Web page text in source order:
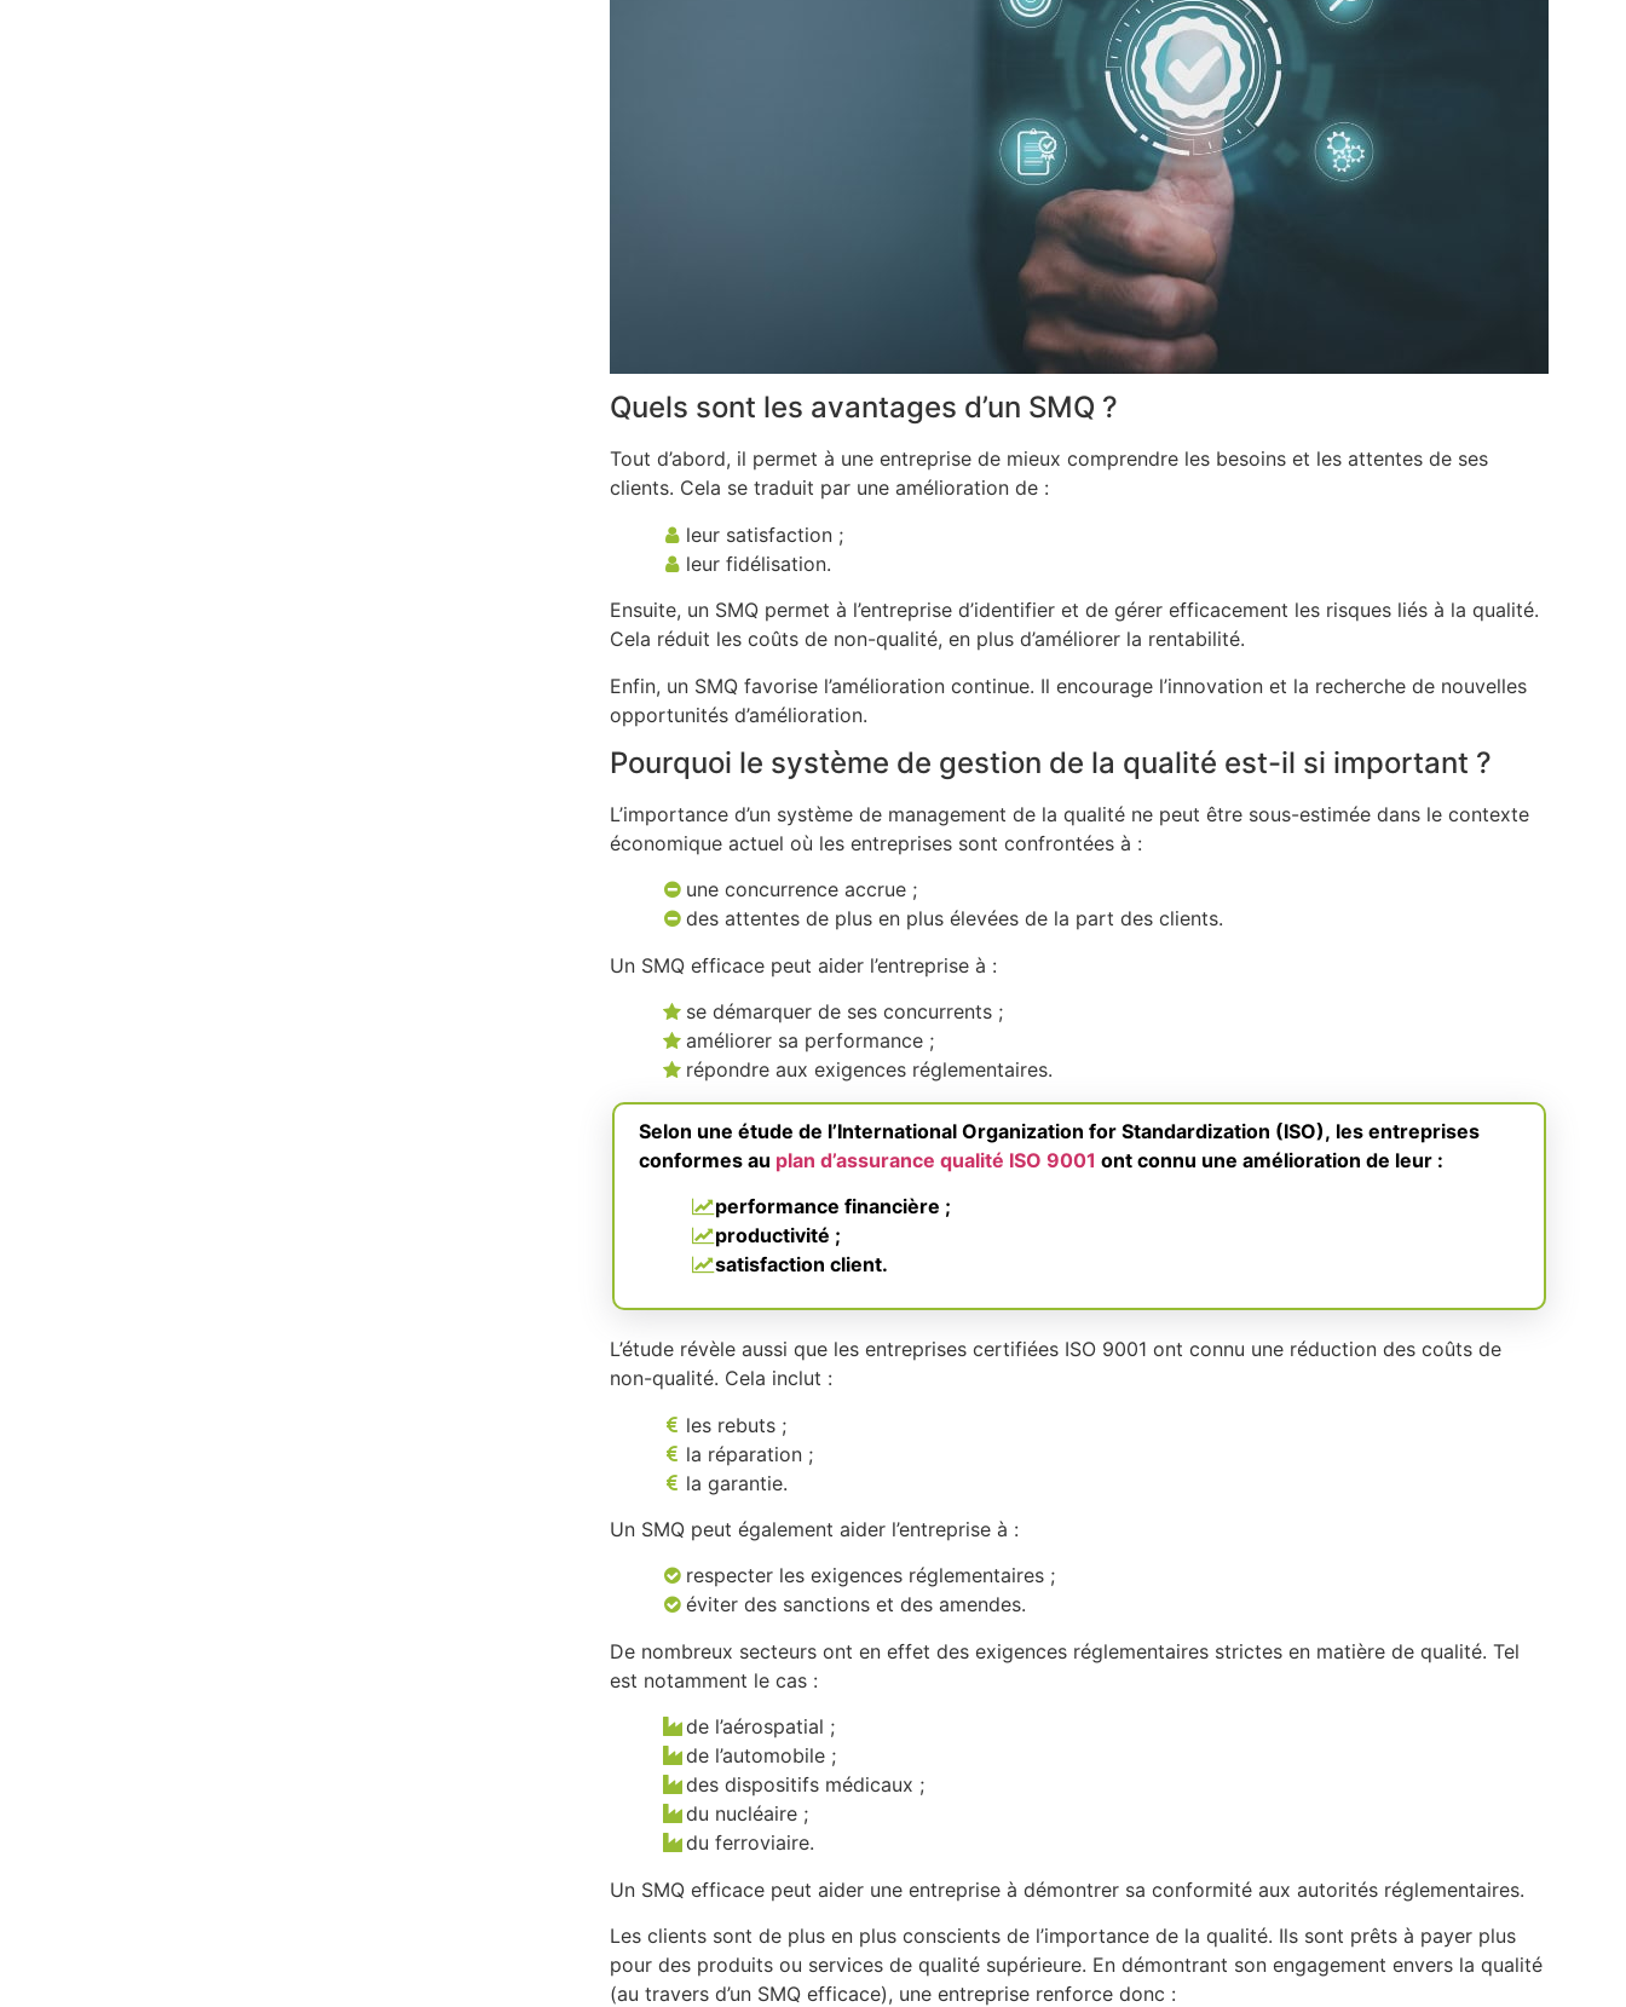
Quels sont les avantages d’un SMQ ?
Tout d’abord, il permet à une entreprise de mieux comprendre les besoins et les attentes de ses
clients. Cela se traduit par une amélioration de :
leur satisfaction ;
leur fidélisation.
Ensuite, un SMQ permet à l’entreprise d’identifier et de gérer efficacement les risques liés à la qualité.
Cela réduit les coûts de non-qualité, en plus d’améliorer la rentabilité.
Enfin, un SMQ favorise l’amélioration continue. Il encourage l’innovation et la recherche de nouvelles
opportunités d’amélioration.
Pourquoi le système de gestion de la qualité est-il si important ?
L’importance d’un système de management de la qualité ne peut être sous-estimée dans le contexte
économique actuel où les entreprises sont confrontées à :
une concurrence accrue ;
des attentes de plus en plus élevées de la part des clients.
Un SMQ efficace peut aider l’entreprise à :
se démarquer de ses concurrents ;
améliorer sa performance ;
répondre aux exigences réglementaires.
Selon une étude de l’International Organization for Standardization (ISO), les entreprises
conformes au plan d’assurance qualité ISO 9001 ont connu une amélioration de leur :
performance financière ;
productivité ;
satisfaction client.
L’étude révèle aussi que les entreprises certifiées ISO 9001 ont connu une réduction des coûts de
non-qualité. Cela inclut :
les rebuts ;
la réparation ;
la garantie.
Un SMQ peut également aider l’entreprise à :
respecter les exigences réglementaires ;
éviter des sanctions et des amendes.
De nombreux secteurs ont en effet des exigences réglementaires strictes en matière de qualité. Tel
est notamment le cas :
de l’aérospatial ;
de l’automobile ;
des dispositifs médicaux ;
du nucléaire ;
du ferroviaire.
Un SMQ efficace peut aider une entreprise à démontrer sa conformité aux autorités réglementaires.
Les clients sont de plus en plus conscients de l’importance de la qualité. Ils sont prêts à payer plus
pour des produits ou services de qualité supérieure. En démontrant son engagement envers la qualité
(au travers d’un SMQ efficace), une entreprise renforce donc :